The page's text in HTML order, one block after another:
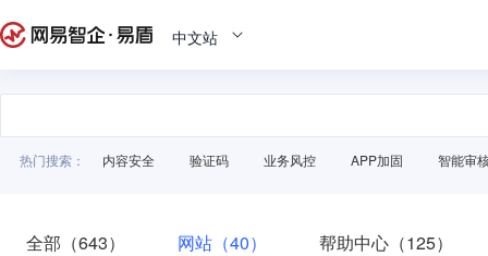
中文站
热门搜索： 内容安全 验证码 业务风控 APP加固 智能审
全部（643） 网站（40） 帮助中心（125）